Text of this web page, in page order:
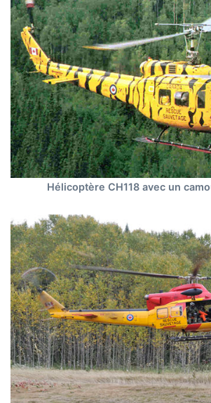
Hélicoptère CH118 avec un